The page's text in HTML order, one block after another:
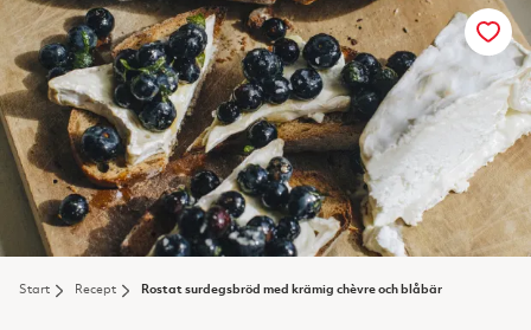
Start Recept Rostat surdegsbröd med krämig chèvre och blåbär